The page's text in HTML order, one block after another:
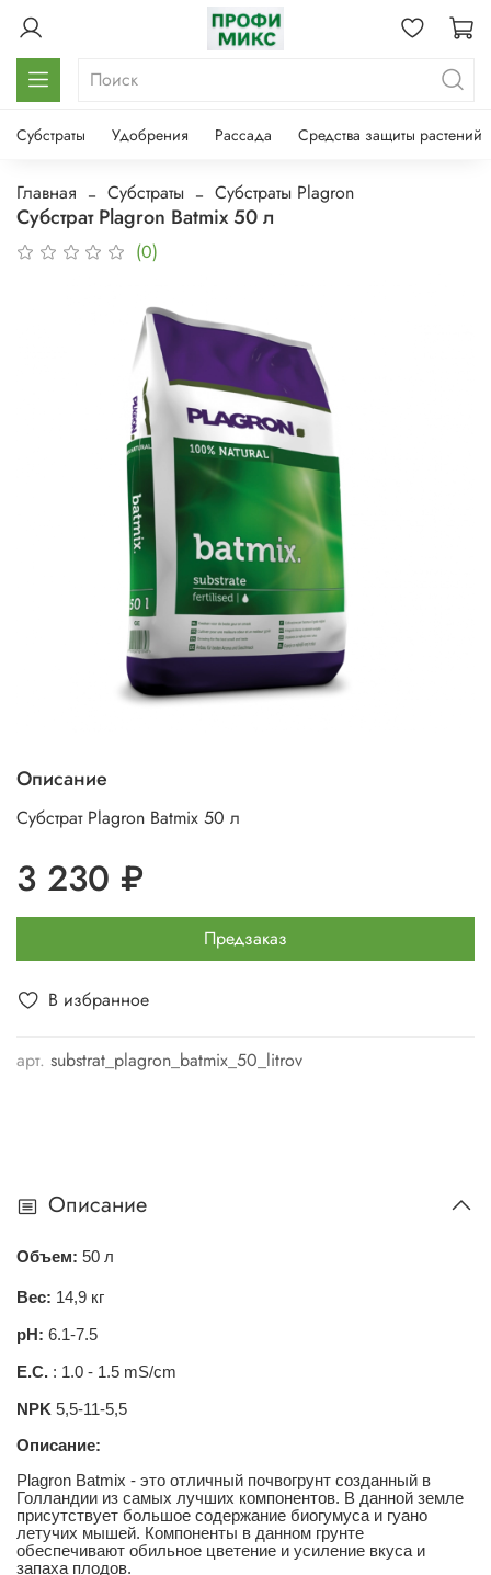
Субстраты Удобрения Рассада Средства защиты растений
Главная Субстраты Субстраты Plagron
Субстрат Plagron Batmix 50 л
(0)
В избранное
арт. substrat_plagron_batmix_50_litrov
Описание
Субстрат Plagron Batmix 50 л
3 230 ₽
Предзаказ
Описание
Объем: 50 л
Вес: 14,9 кг
pH: 6.1-7.5
E.C. : 1.0 - 1.5 mS/cm
NPK 5,5-11-5,5
Описание:
Plagron Batmix - это отличный почвогрунт созданный в
Голландии из самых лучших компонентов. В данной земле
присутствует большое содержание биогумуса и гуано
летучих мышей. Компоненты в данном грунте
обеспечивают обильное цветение и усиление вкуса и
запаха плодов.